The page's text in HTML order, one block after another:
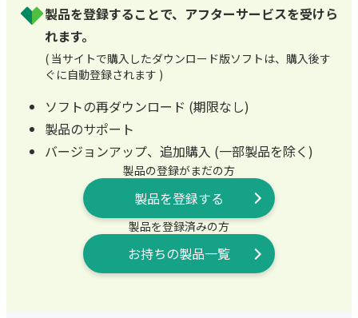
製品を登録することで、アフターサービスを受けら
れます。
( 当サイトで購入したダウンロード版ソフトは、購入後す
ぐに自動登録されます )
ソフトの再ダウンロード (期限なし)
製品のサポート
バージョンアップ、追加購入 (一部製品を除く)
製品の登録がまだの方
製品を登録する
製品を登録済みの方
お持ちの製品一覧